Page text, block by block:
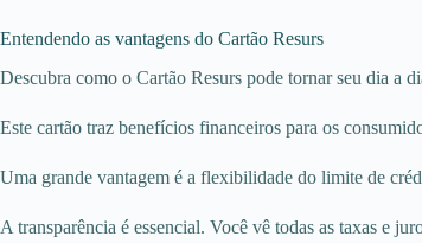
Entendendo as vantagens do Cartão Resurs
Descubra como o Cartão Resurs pode tornar seu dia a
Este cartão traz benefícios financeiros para os
Uma grande vantagem é a flexibilidade do limite de
A transparência é essencial. Você vê todas as taxas e